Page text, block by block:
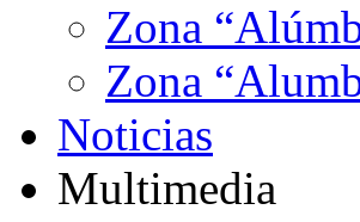
Zona
Zona
Noticias
Multimedia